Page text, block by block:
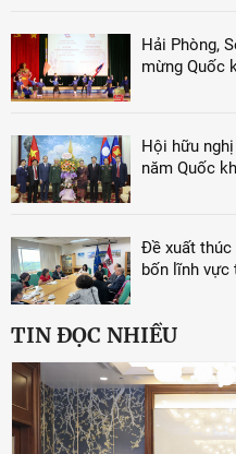
Hải Phòng,
mừng Quốc
Hội hữu
năm Quốc
Đề xuất
bốn lĩnh vực
TIN ĐỌC NHIỀU